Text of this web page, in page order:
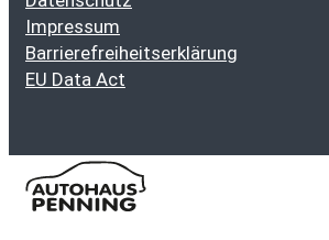
Impressum
Barrierefreiheitserklärung
EU Data Act